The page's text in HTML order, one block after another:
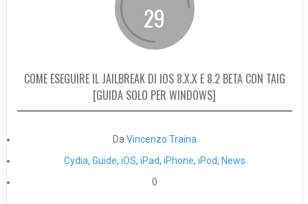
29
COME ESEGUIRE IL JAILBREAK DI IOS 8.X.X E 8.2 BETA CON TAIG
[GUIDA SOLO PER WINDOWS]
Da Vincenzo Traina
Cydia, Guide, iOS, iPad, iPhone, iPod, News
0